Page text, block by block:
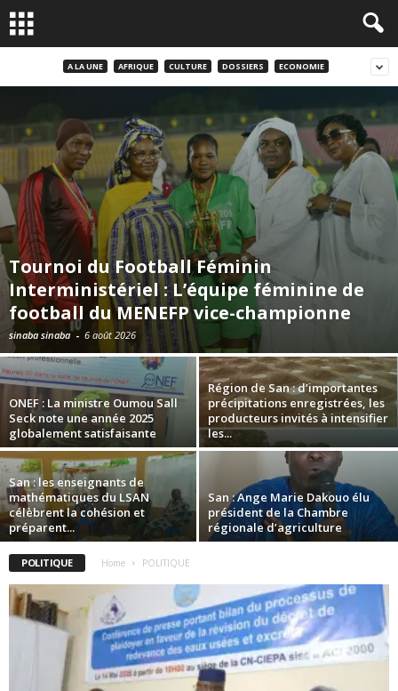
A LA UNE AFRIQUE CULTURE DOSSIERS ECONOMIE
Tournoi du Football Féminin
Interministériel : L’équipe féminine de
football du MENEFP vice-championne
sinaba sinaba - 6 août 2026
ONEF : La ministre Oumou Sall
Seck note une année 2025
globalement satisfaisante
Région de San : d’importantes
précipitations enregistrées, les
producteurs invités à intensifier
les...
San : les enseignants de
mathématiques du LSAN
célèbrent la cohésion et
préparent...
San : Ange Marie Dakouo élu
président de la Chambre
régionale d’agriculture
POLITIQUE Home POLITIQUE